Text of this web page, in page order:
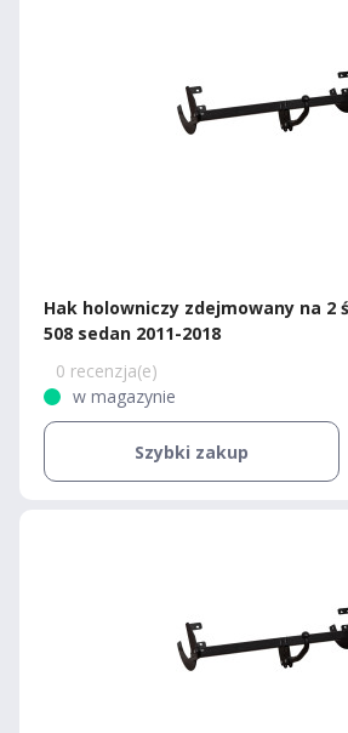
Hak holowniczy zdejmowany na 2
508 sedan 2011-2018
0 recenzja(e)
w magazynie
Szybki zakup